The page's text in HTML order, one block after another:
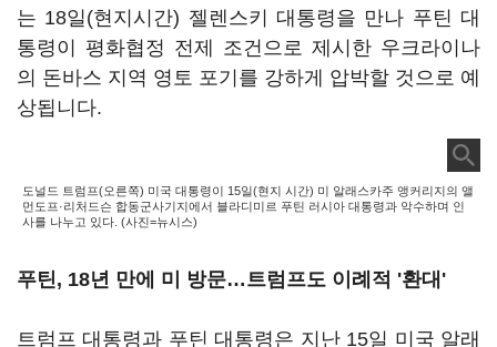
는 18일(현지시간) 젤렌스키 대통령을 만나 푸틴 대
통령이 평화협정 전제 조건으로 제시한 우크라이나
의 돈바스 지역 영토 포기를 강하게 압박할 것으로 예
상됩니다.
도널드 트럼프(오른쪽) 미국 대통령이 15일(현지 시간) 미 알래스카주 앵커리지의 앨
먼도프·리처드슨 합동군사기지에서 블라디미르 푸틴 러시아 대통령과 악수하며 인
사를 나누고 있다. (사진=뉴시스)
푸틴, 18년 만에 미 방문…트럼프도 이례적 '환대'
트럼프 대통령과 푸틴 대통령은 지난 15일 미국 알래